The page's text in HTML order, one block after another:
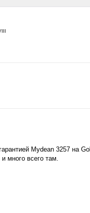
Mydean 3257 на
много всего там.